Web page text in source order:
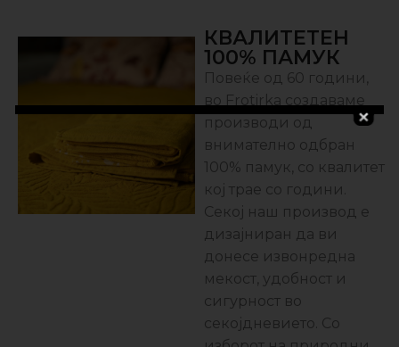
КВАЛИТЕТЕН
100% ПАМУК
Повеќе од 60 години,
во Frotirka создаваме
производи од
внимателно одбран
100% памук, со квалитет
кој трае со години.
Секој наш производ е
дизајниран да ви
донесе извонредна
мекост, удобност и
сигурност во
секојдневието. Со